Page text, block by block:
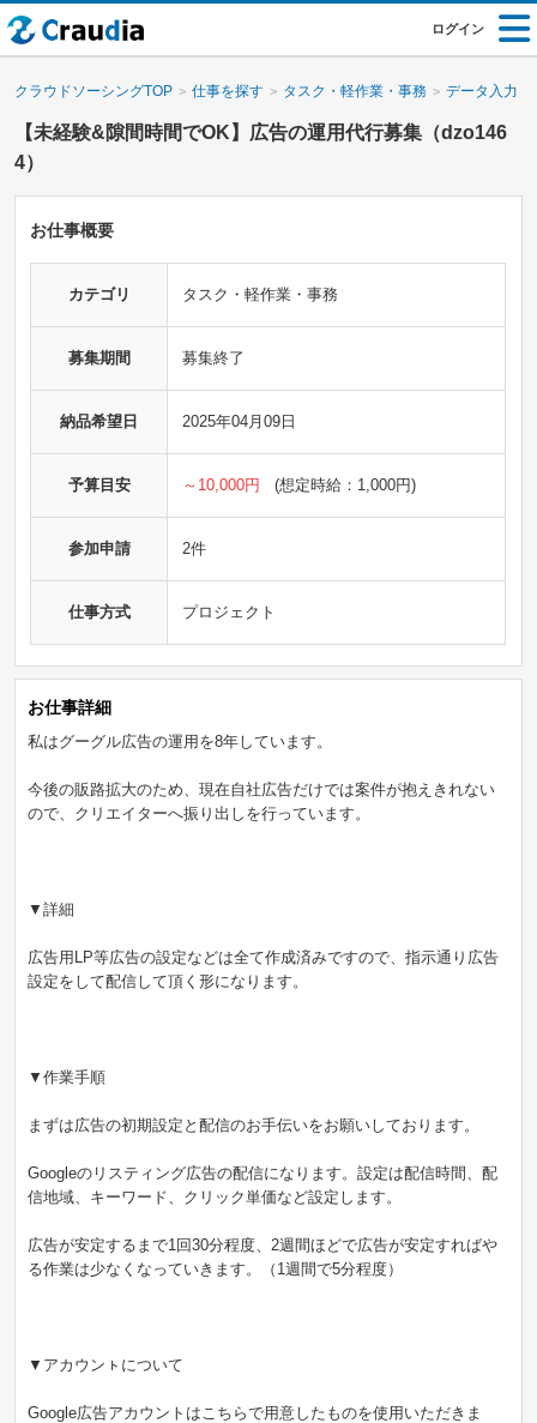
ログイン
クラウドソーシングTOP 仕事を探す タスク・軽作業・事務 データ入力・
【未経験&隙間時間でOK】広告の運用代行募集（dzo146
4）
お仕事概要
カテゴリ タスク・軽作業・事務
募集期間 募集終了
納品希望日 2025年04月09日
予算目安 ～10,000円 (想定時給：1,000円)
参加申請 2件
仕事方式 プロジェクト
お仕事詳細
私はグーグル広告の運用を8年しています。
今後の販路拡大のため、現在自社広告だけでは案件が抱えきれない
ので、クリエイターへ振り出しを行っています。
▼詳細
広告用LP等広告の設定などは全て作成済みですので、指示通り広告
設定をして配信して頂く形になります。
▼作業手順
まずは広告の初期設定と配信のお手伝いをお願いしております。
Googleのリスティング広告の配信になります。設定は配信時間、配
信地域、キーワード、クリック単価など設定します。
広告が安定するまで1回30分程度、2週間ほどで広告が安定すればや
る作業は少なくなっていきます。（1週間で5分程度）
▼アカウンㇳについて
Google広告アカウントはこちらで用意したものを使用いただきま